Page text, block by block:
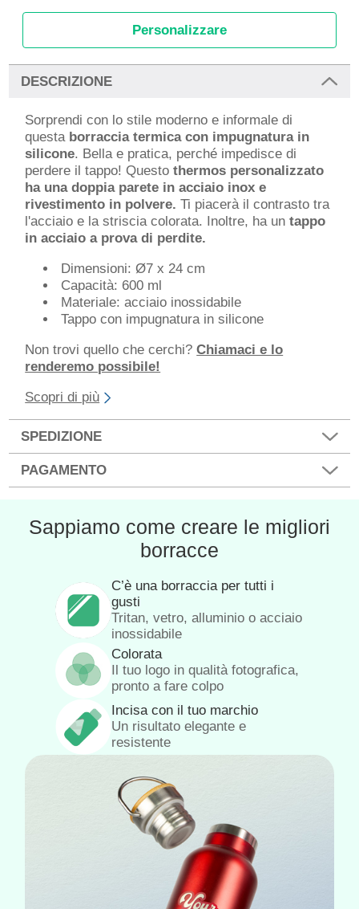
Personalizzare
DESCRIZIONE
Sorprendi con lo stile moderno e informale di
questa borraccia termica con impugnatura in
silicone. Bella e pratica, perché impedisce di
perdere il tappo! Questo thermos personalizzato
ha una doppia parete in acciaio inox e
rivestimento in polvere. Ti piacerà il contrasto tra
l'acciaio e la striscia colorata. Inoltre, ha un tappo
in acciaio a prova di perdite.
Dimensioni: Ø7 x 24 cm
Capacità: 600 ml
Materiale: acciaio inossidabile
Tappo con impugnatura in silicone
Non trovi quello che cerchi?Chiamaci e lo
renderemo possibile!
Scopri di più
SPEDIZIONE
PAGAMENTO
Sappiamo come creare le migliori
borracce
C’è una borraccia per tutti i
gusti
Tritan, vetro, alluminio o acciaio
inossidabile
Colorata
Il tuo logo in qualità fotografica,
pronto a fare colpo
Incisa con il tuo marchio
Un risultato elegante e
resistente